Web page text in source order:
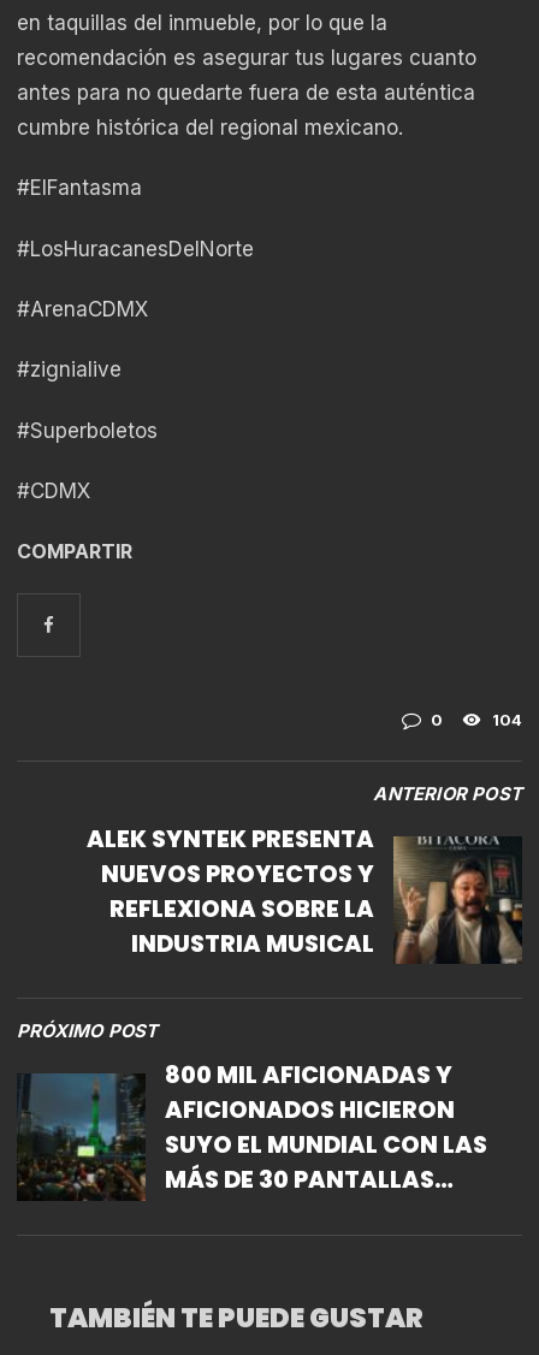
en taquillas del inmueble, por lo que la
recomendación es asegurar tus lugares cuanto
antes para no quedarte fuera de esta auténtica
cumbre histórica del regional mexicano.
#ElFantasma
#LosHuracanesDelNorte
#ArenaCDMX
#zignialive
#Superboletos
#CDMX
COMPARTIR
0 104
ANTERIOR POST
ALEK SYNTEK PRESENTA
NUEVOS PROYECTOS Y
REFLEXIONA SOBRE LA
INDUSTRIA MUSICAL
PRÓXIMO POST
800 MIL AFICIONADAS Y
AFICIONADOS HICIERON
SUYO EL MUNDIAL CON LAS
MÁS DE 30 PANTALLAS
TAMBIÉN TE PUEDE GUSTAR